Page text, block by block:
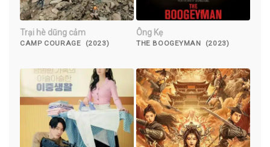
Trại hè dũng cảm
CAMP COURAGE (2023)
Ông Kẹ
THE BOOGEYMAN (2023)